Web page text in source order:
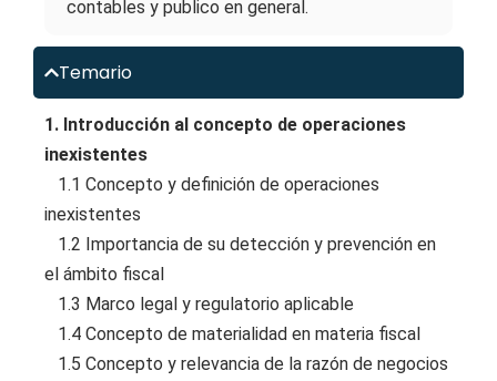
contables y publico en general.
Temario
1. Introducción al concepto de operaciones
inexistentes
1.1 Concepto y definición de operaciones
inexistentes
1.2 Importancia de su detección y prevención en
el ámbito fiscal
1.3 Marco legal y regulatorio aplicable
1.4 Concepto de materialidad en materia fiscal
1.5 Concepto y relevancia de la razón de negocios